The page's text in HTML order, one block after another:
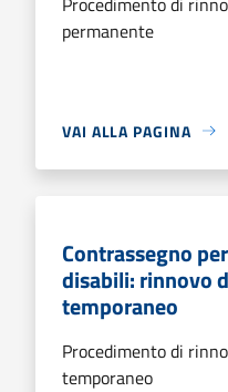
permanente
VAI ALLA PAGINA
Contrassegno
disabili: rinnovo
temporaneo
Procedimento di
temporaneo